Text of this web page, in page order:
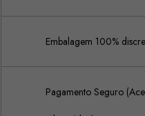
Embalagem 100%
Pagamento Seguro